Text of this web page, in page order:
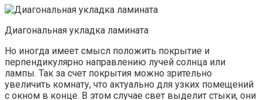
Диагональная укладка ламината
Но иногда имеет смысл положить покрытие и
перпендикулярно направлению лучей солнца или
лампы. Так за счет покрытия можно зрительно
увеличить комнату, что актуально для узких помещений
с окном в конце. В этом случае свет выделит стыки, они